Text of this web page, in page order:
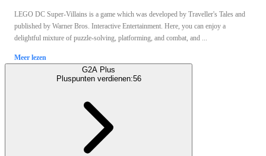
LEGO DC Super-Villains is a game which was developed by Traveller's Tales and
published by Warner Bros. Interactive Entertainment. Here, you can enjoy a
delightful mixture of puzzle-solving, platforming, and combat, and ...
Meer lezen
G2A Plus
Pluspunten verdienen:56